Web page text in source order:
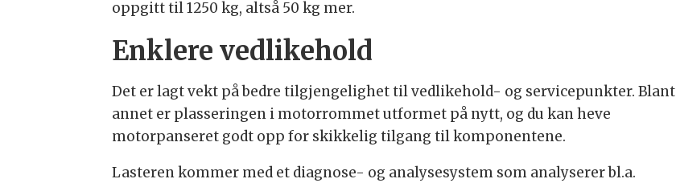
oppgitt til 1250 kg, altså 50 kg mer.
Enklere vedlikehold
Det er lagt vekt på bedre tilgjengelighet til vedlikehold- og servicepunkter. Blant
annet er plasseringen i motorrommet utformet på nytt, og du kan heve
motorpanseret godt opp for skikkelig tilgang til komponentene.
Lasteren kommer med et diagnose- og analysesystem som analyserer bl.a.